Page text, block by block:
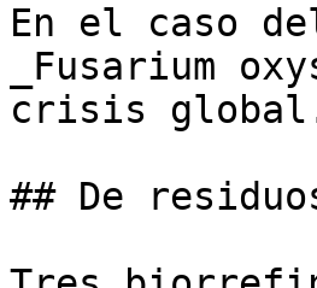
En el caso
_Fusarium
crisis
## De